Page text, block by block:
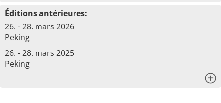
Éditions antérieures:
26. - 28. mars 2026
Peking
26. - 28. mars 2025
Peking